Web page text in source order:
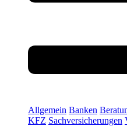
Allgemein Banken
KFZ Sachversicherungen